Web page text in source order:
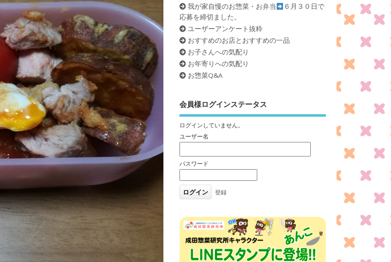
我が家自慢のお惣菜・お弁当
６月３０日で
応募を締切ました。
ユーザーアンケート抜粋
おすすめのお店とおすすめの一品
お子さんへの気配り
お年寄りへの気配り
お惣菜Q&A
会員様ログインステータス
ログインしていません。
ユーザー名
パスワード
登録